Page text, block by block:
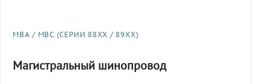
МВА / МВС (СЕРИИ 88XX / 89XX)
Магистральный шинопровод